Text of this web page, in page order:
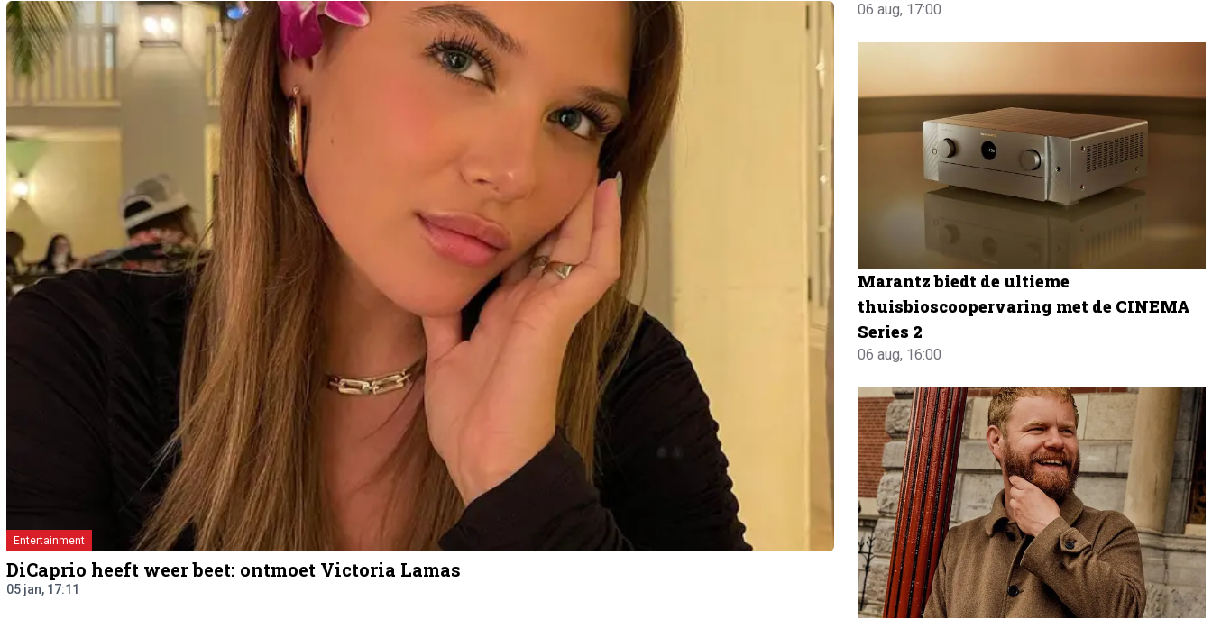
Entertainment
DiCaprio heeft weer beet: ontmoet Victoria Lamas
05 jan, 17:11
06 aug, 17:00
Marantz biedt de ultieme
thuisbioscoopervaring met de CINEMA
Series 2
06 aug, 16:00